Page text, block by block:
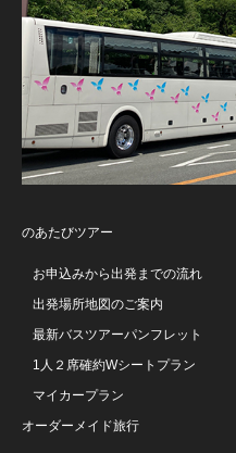
のあたびツアー
お申込みから出発までの流れ
出発場所地図のご案内
最新バスツアーパンフレット
1人２席確約Wシートプラン
マイカープラン
オーダーメイド旅行